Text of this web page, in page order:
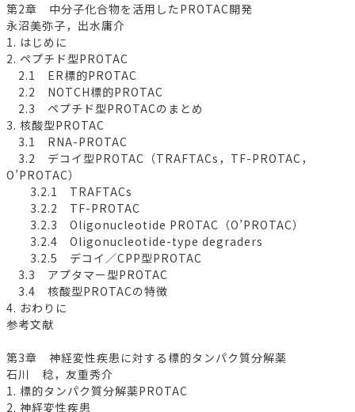
第2章 中分子化合物を活用したPROTAC開発
永沼美弥子，出水庸介
1. はじめに
2. ペプチド型PROTAC
2.1 ER標的PROTAC
2.2 NOTCH標的PROTAC
2.3 ペプチド型PROTACのまとめ
3. 核酸型PROTAC
3.1 RNA-PROTAC
3.2 デコイ型PROTAC（TRAFTACs，TF-PROTAC，
O’PROTAC）
3.2.1 TRAFTACs
3.2.2 TF-PROTAC
3.2.3 Oligonucleotide PROTAC（O’PROTAC）
3.2.4 Oligonucleotide-type degraders
3.2.5 デコイ／CPP型PROTAC
3.3 アプタマー型PROTAC
3.4 核酸型PROTACの特徴
4. おわりに
参考文献
第3章 神経変性疾患に対する標的タンパク質分解薬
石川 稔，友重秀介
1. 標的タンパク質分解薬PROTAC
2. 神経変性疾患